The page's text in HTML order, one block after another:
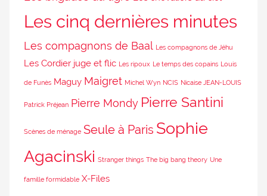
Les cinq dernières minutes
Les compagnons de Baal Les compagnons de Jéhu
Les Cordier juge et flic Les ripoux Le temps des copains Louis
de Funès Maguy Maigret Michel Wyn NCIS Nicaise JEAN-LOUIS
Patrick Préjean Pierre Mondy Pierre Santini
Scènes de ménage Seule à Paris Sophie
Agacinski Stranger things The big bang theory Une
famille formidable X-Files